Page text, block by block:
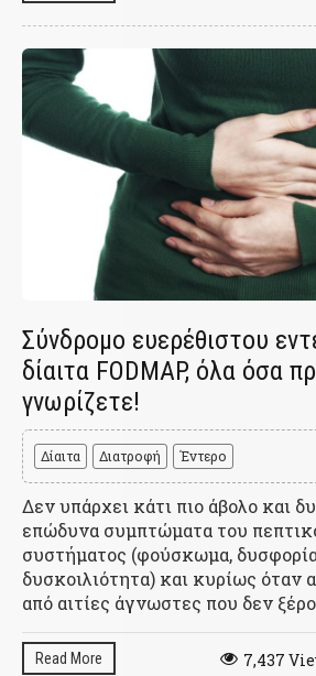
Σύνδρομο ευερέθιστου
δίαιτα FODMAP, όλα όσα
γνωρίζετε!
Δίαιτα Διατροφή Έντερο
Δεν υπάρχει κάτι πιο άβολο και
επώδυνα συμπτώματα του
συστήματος (φούσκωμα,
δυσκοιλιότητα) και κυρίως όταν
από αιτίες άγνωστες που δεν
Read More 7,437